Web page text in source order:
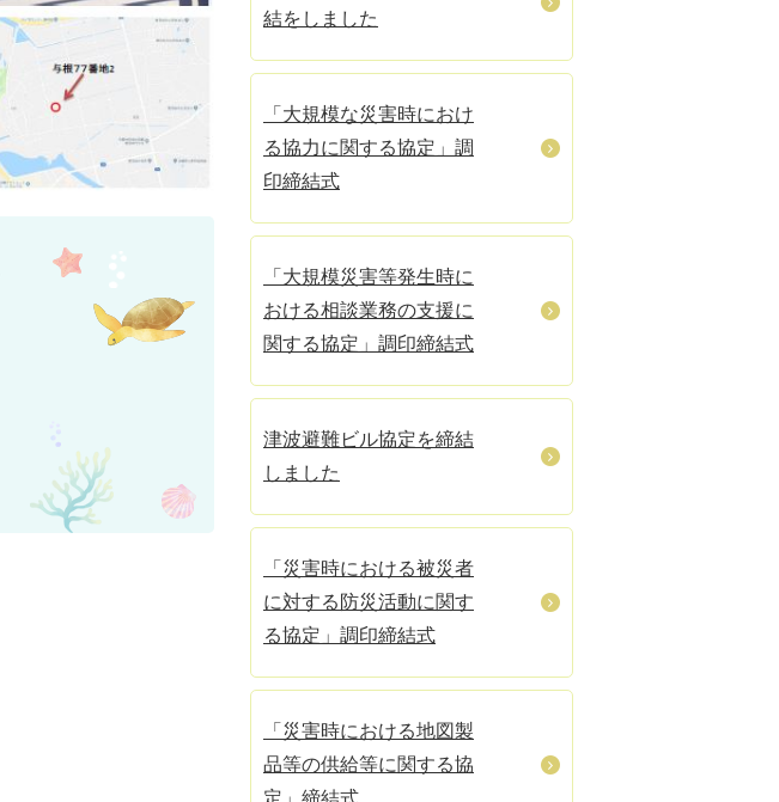
結をしました
「大規模な災害時におけ
る協力に関する協定」調
印締結式
「大規模災害等発生時に
おける相談業務の支援に
関する協定」調印締結式
津波避難ビル協定を締結
しました
「災害時における被災者
に対する防災活動に関す
る協定」調印締結式
「災害時における地図製
品等の供給等に関する協
定」締結式